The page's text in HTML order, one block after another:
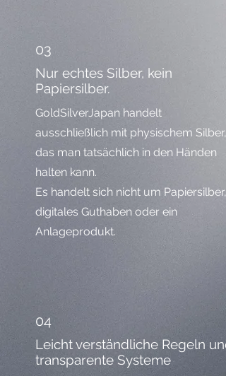
03
Nur echtes Silber, kein
Papiersilber.
GoldSilverJapan handelt
ausschließlich mit physischem Silber,
das man tatsächlich in den Händen
halten kann.
Es handelt sich nicht um Papiersilber,
digitales Guthaben oder ein
Anlageprodukt.
04
Leicht verständliche Regeln und
transparente Systeme